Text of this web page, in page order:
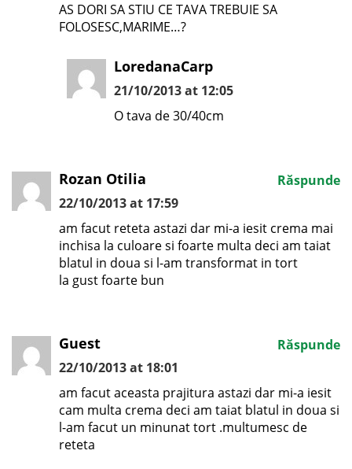
AS DORI SA STIU CE TAVA TREBUIE SA
FOLOSESC,MARIME…?
LoredanaCarp
21/10/2013 at 12:05
O tava de 30/40cm
Rozan Otilia
22/10/2013 at 17:59
am facut reteta astazi dar mi-a iesit crema mai
inchisa la culoare si foarte multa deci am taiat
blatul in doua si l-am transformat in tort
la gust foarte bun
Răspunde
Guest
22/10/2013 at 18:01
am facut aceasta prajitura astazi dar mi-a iesit
cam multa crema deci am taiat blatul in doua si
l-am facut un minunat tort .multumesc de
reteta
Răspunde